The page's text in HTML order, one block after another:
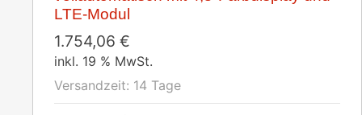
LTE-Modul
1.754,06 €
inkl. 19 % MwSt.
Versandzeit: 14 Tage